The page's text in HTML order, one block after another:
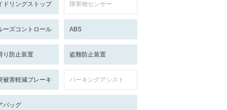
ドリングストップ 障害物センサー
ーズコントロール ABS
り防止装置 盗難防止装置
被害軽減ブレーキ パーキングアシスト
バッグ